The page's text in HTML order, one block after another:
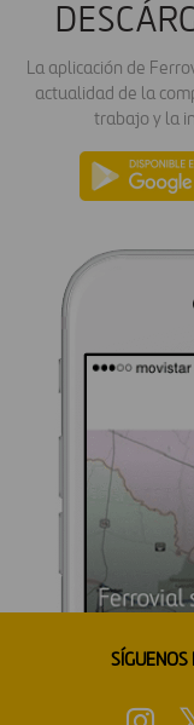
La aplicación de
actualidad de la
trabajo y la
SÍGUENOS